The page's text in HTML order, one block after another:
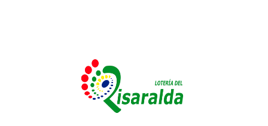
Lotería de Bogotá
Lotería de Risaralda